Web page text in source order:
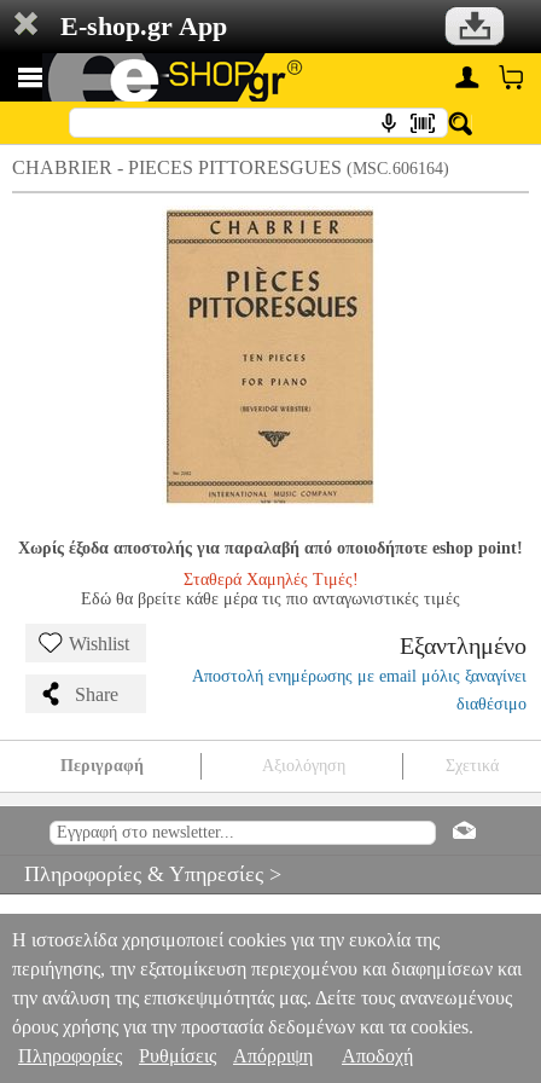
E-shop.gr App
CHABRIER - PIECES PITTORESGUES (MSC.606164)
Χωρίς έξοδα αποστολής για παραλαβή από οποιοδήποτε eshop point!
Σταθερά Χαμηλές Τιμές!
Εδώ θα βρείτε κάθε μέρα τις πιο ανταγωνιστικές τιμές
Wishlist
Share
Εξαντλημένο
Αποστολή ενημέρωσης με email μόλις ξαναγίνει
διαθέσιμο
Περιγραφή Αξιολόγηση Σχετικά
MSC.606164 ΜΟΥΣΙΚΑ ΒΙΒΛΙΑ ΠΛΗΚΤΡΩΝ
CHABRIER -
0
Πληροφορίες & Υπηρεσίες >
Η ιστοσελίδα χρησιμοποιεί cookies για την ευκολία της
περιήγησης, την εξατομίκευση περιεχομένου και διαφημίσεων και
την ανάλυση της επισκεψιμότητάς μας. Δείτε τους ανανεωμένους
όρους χρήσης για την προστασία δεδομένων και τα cookies.
Πληροφορίες
Ρυθμίσεις Απόρριψη Αποδοχή